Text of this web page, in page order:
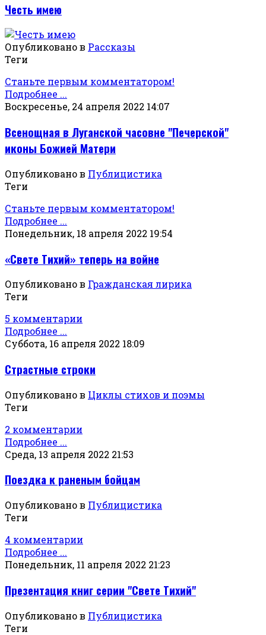
Честь имею
Опубликовано в Рассказы
Теги
Станьте первым комментатором!
Подробнее ...
Воскресенье, 24 апреля 2022 14:07
Всенощная в Луганской часовне "Печерской"
иконы Божией Матери
Опубликовано в Публицистика
Теги
Станьте первым комментатором!
Подробнее ...
Понедельник, 18 апреля 2022 19:54
«Свете Тихий» теперь на войне
Опубликовано в Гражданская лирика
Теги
5 комментарии
Подробнее ...
Суббота, 16 апреля 2022 18:09
Страстные строки
Опубликовано в Циклы стихов и поэмы
Теги
2 комментарии
Подробнее ...
Среда, 13 апреля 2022 21:53
Поездка к раненым бойцам
Опубликовано в Публицистика
Теги
4 комментарии
Подробнее ...
Понедельник, 11 апреля 2022 21:23
Презентация книг серии "Свете Тихий"
Опубликовано в Публицистика
Теги